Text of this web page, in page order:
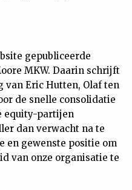
gepubliceerde
MKW. Daarin schrijft
van Eric Hutten, Olaf ten
de snelle consolidatie
equity-partijen
dan verwacht na te
en gewenste positie om
van onze organisatie te